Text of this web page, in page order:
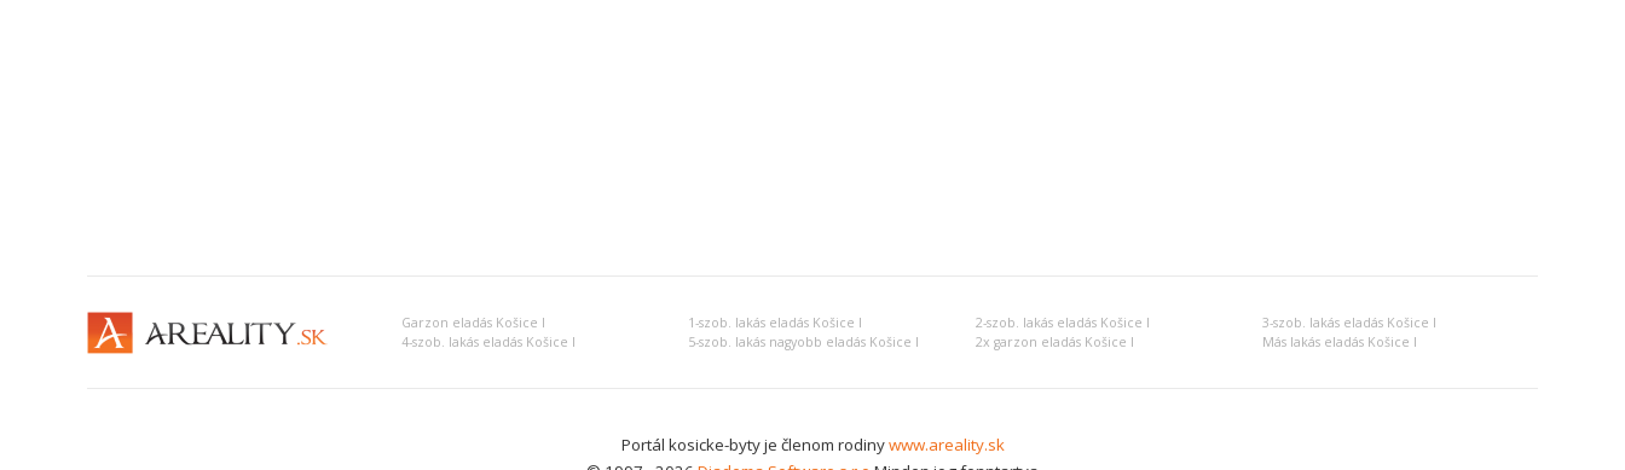
Garzon eladás Košice I 1-szob. lakás eladás Košice I 2-szob. lakás eladás Košice I
3-szob. lakás eladás Košice I
4-szob. lakás eladás Košice I
5-szob. lakás nagyobb eladás Košice I 2x garzon eladás Košice I Más lakás eladás Košice I
Portál kosicke-byty je členom rodinywww.areality.sk